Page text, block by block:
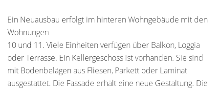
Ein Neuausbau erfolgt im hinteren Wohngebäude mit den
Wohnungen
10 und 11. Viele Einheiten verfügen über Balkon, Loggia
oder Terrasse. Ein Kellergeschoss ist vorhanden. Sie sind
mit Bodenbelägen aus Fliesen, Parkett oder Laminat
ausgestattet. Die Fassade erhält eine neue Gestaltung. Die